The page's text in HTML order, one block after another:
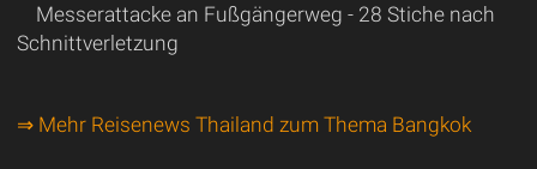
Messerattacke an Fußgängerweg - 28 Stiche nach
Schnittverletzung
⇒ Mehr Reisenews Thailand zum Thema Bangkok